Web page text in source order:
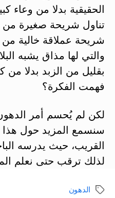
الحقيقية بدلا من وعاء
تناول شريحة صغيرة من
شريحة عملاقة خالية من
والتي لها مذاق يشبه
بقليل من الزبد بدلا من
فهمت الفكرة؟
لكن لم يُحسم أمر
سنسمع المزيد حول
القريب، حيث يدرسه
لذلك ترقب حتى نعلم
الوسومالدهون